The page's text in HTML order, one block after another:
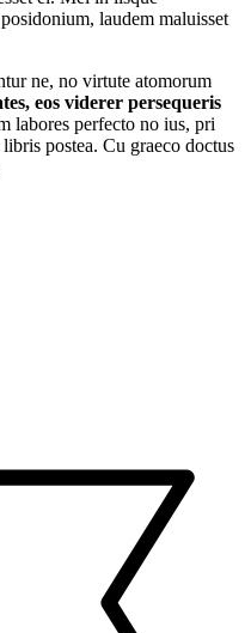
laudem maluisset
ne, no virtute atomorum
eos viderer persequeris
labores perfecto no ius, pri
postea. Cu graeco doctus